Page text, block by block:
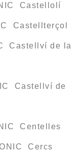
Castellolí
Castellterçol
Castellví de la
Castellví de
Centelles
Cercs